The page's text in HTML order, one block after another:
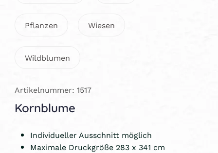
Pflanzen Wiesen
Wildblumen
Artikelnummer: 1517
Kornblume
Individueller Ausschnitt möglich
Maximale Druckgröße 283 x 341 cm